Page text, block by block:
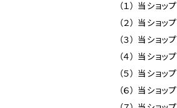
（１） 当ショ
（２） 当ショ
（３） 当ショ
（４） 当ショ
（５） 当ショ
（６） 当ショ